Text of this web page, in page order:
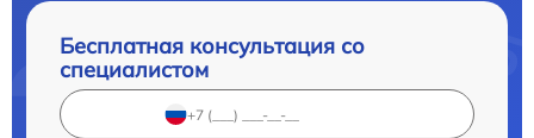
Бесплатная консультация со
специалистом